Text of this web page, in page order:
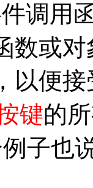
调用
数或
以便接
键的
例子也